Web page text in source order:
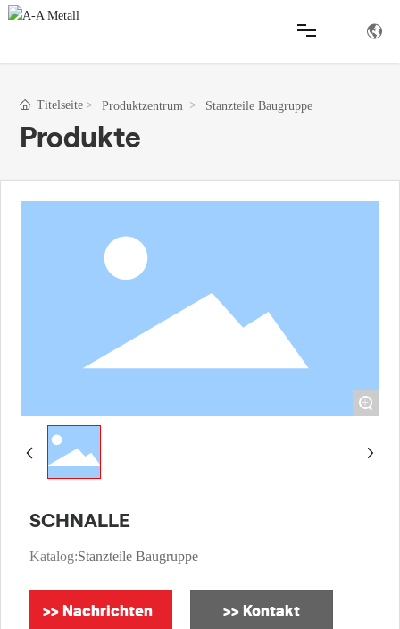
Nachrichten
Titelseite Produktzentrum Stanzteile Baugruppe
Produkte
+
SCHNALLE
Katalog:Stanzteile Baugruppe
>> Nachrichten >> Kontakt